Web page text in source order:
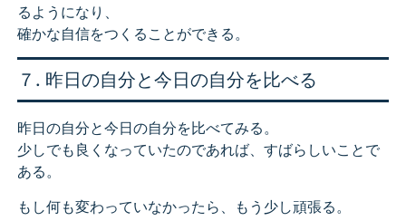
るようになり、
確かな自信をつくることができる。
７. 昨日の自分と今日の自分を比べる
昨日の自分と今日の自分を比べてみる。
少しでも良くなっていたのであれば、すばらしいことで
ある。
もし何も変わっていなかったら、もう少し頑張る。